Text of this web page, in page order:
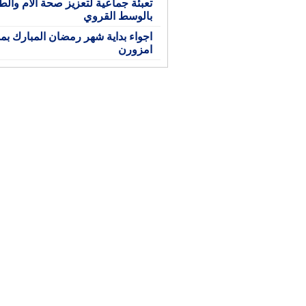
تعبئة جماعية لتعزيز صحة الأم
بالوسط القروي
اجواء بداية شهر رمضان المبارك
امزورن